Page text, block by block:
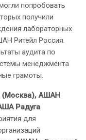
попробовать
получили
лабораторных
Ритейл Россия.
аудита по
менеджмента
грамоты.
АШАН
Радуга
для